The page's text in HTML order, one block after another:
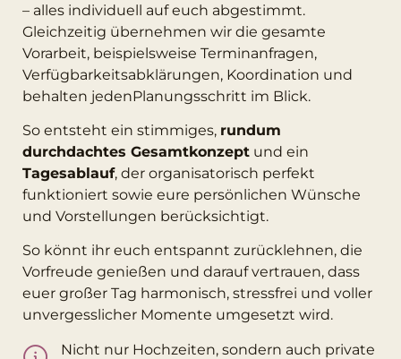
– alles individuell auf euch abgestimmt.
Gleichzeitig übernehmen wir die gesamte
Vorarbeit, beispielsweise Terminanfragen,
Verfügbarkeitsabklärungen, Koordination und
behalten jedenPlanungsschritt im Blick.
So entsteht ein stimmiges, rundum
durchdachtes Gesamtkonzept und ein
Tagesablauf, der organisatorisch perfekt
funktioniert sowie eure persönlichen Wünsche
und Vorstellungen berücksichtigt.
So könnt ihr euch entspannt zurücklehnen, die
Vorfreude genießen und darauf vertrauen, dass
euer großer Tag harmonisch, stressfrei und voller
unvergesslicher Momente umgesetzt wird.
Nicht nur Hochzeiten, sondern auch private